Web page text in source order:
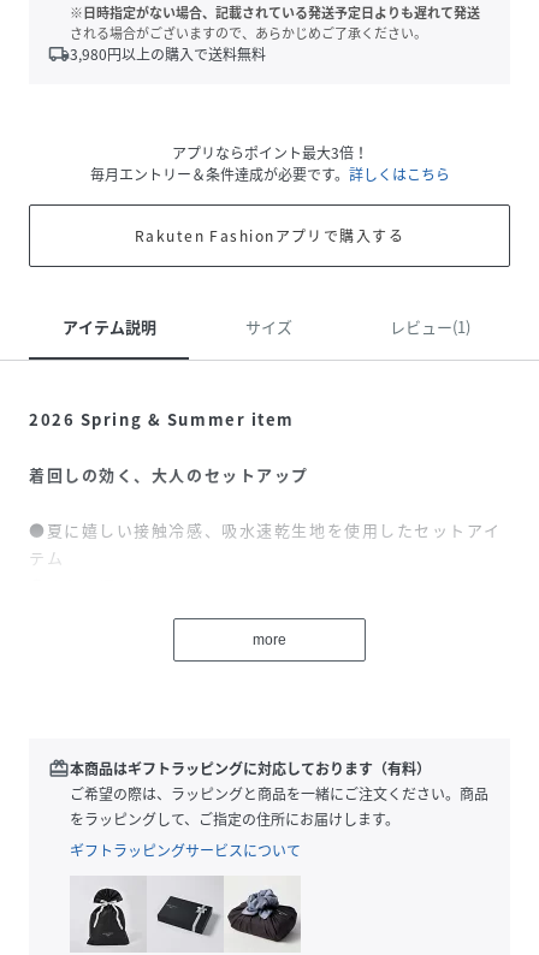
※日時指定がない場合、記載されている発送予定日よりも遅れて発送
される場合がございますので、あらかじめご了承ください。
local_shipping3,980円以上の購入で送料無料
アプリならポイント最大3倍！
毎月エントリー＆条件達成が必要です。 詳しくはこちら
Rakuten Fashionアプリで購入する
アイテム説明 サイズ レビュー(1)
2026 Spring & Summer item
着回しの効く、大人のセットアップ
●夏に嬉しい接触冷感、吸水速乾生地を使用したセットアイ
テム
●スキッパーデザインのノースリトップスは首元に抜け感を
プラスし、すっきりとした印象に
一本
●ウエストゴム仕様のリラクシーな着心地
●セット使いはもちろん、単品でも活躍する着回し力の高い
アイテムです
【機能性アイテム一覧はこちら】
more
redeem本商品はギフトラッピングに対応しております（有料）
ご希望の際は、ラッピングと商品を一緒にご注文ください。商品
をラッピングして、ご指定の住所にお届けします。
ギフトラッピングサービスについて